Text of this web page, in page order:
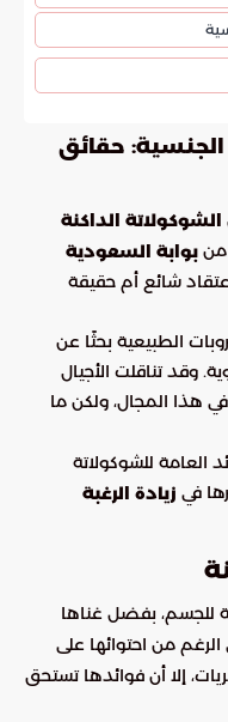
الجنسية: حقائق
الشوكولاتة الداكنة
من بوابة السعودية
شائع أم حقيقة
الطبيعية بحثًا عن
وقد تناقلت الأجيال
في هذا المجال، ولكن ما
العامة للشوكولاتة
في زيادة الرغبة
للجسم، بفضل غناها
الرغم من احتوائها على
إلا أن فوائدها تستحق